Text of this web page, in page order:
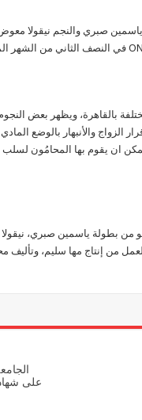
صبري والنجم نيقولا
بالقاهرة، ويظهر بعض
الزواج والأنبهار بالوضع
ان يقوم بها المحامُون لسلب
ظل حيطه” مكون من 15 حلقة، وهو من بطولة
من إنتاج مها سليم،
على شهادتى